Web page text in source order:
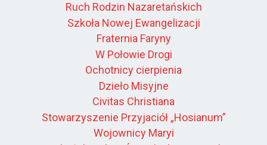
Ruch Rodzin Nazaretańskich
Szkoła Nowej Ewangelizacji
Fraternia Faryny
W Połowie Drogi
Ochotnicy cierpienia
Dzieło Misyjne
Civitas Christiana
Stowarzyszenie Przyjaciół „Hosianum”
Wojownicy Maryi